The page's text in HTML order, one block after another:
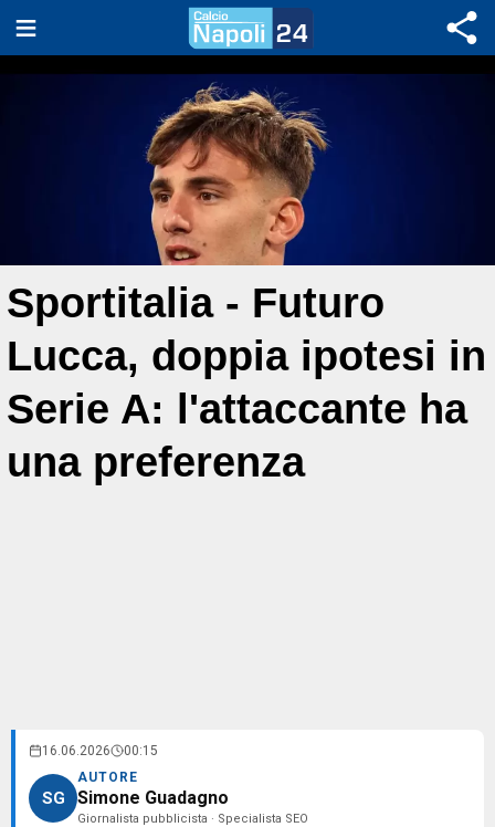
Sportitalia - Futuro
Lucca, doppia ipotesi in
Serie A: l'attaccante ha
una preferenza
16.06.2026 00:15
SG
AUTORE
Simone Guadagno
Giornalista pubblicista · Specialista SEO